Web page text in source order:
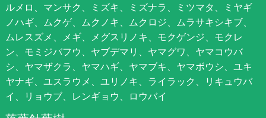
ルメロ、マンサク、ミズキ、ミズナラ、ミツマタ、ミヤギ
ノハギ、ムクゲ、ムクノキ、ムクロジ、ムラサキシキブ、
ムレスズメ、メギ、メグスリノキ、モクゲンジ、モクレ
ン、モミジバフウ、ヤブデマリ、ヤマグワ、ヤマコウバ
シ、ヤマザクラ、ヤマハギ、ヤマブキ、ヤマボウシ、ユキ
ヤナギ、ユスラウメ、ユリノキ、ライラック、リキュウバ
イ、リョウブ、レンギョウ、ロウバイ